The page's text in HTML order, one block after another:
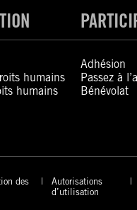
humains
humains
Adhésion
Passez à
Bénévolat
des
Autorisations
d’utilisation